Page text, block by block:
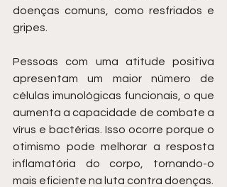
doenças comuns, como resfriados e
gripes.
Pessoas com uma atitude positiva
apresentam um maior número de
células imunológicas funcionais, o que
aumenta a capacidade de combate a
vírus e bactérias. Isso ocorre porque o
otimismo pode melhorar a resposta
inflamatória do corpo, tornando-o
mais eficiente na luta contra doenças.